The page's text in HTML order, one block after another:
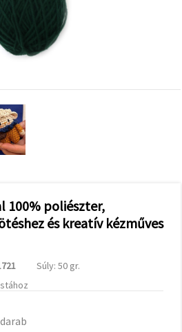
100% poliészter,
és kreatív kézműves
Súly: 50 gr.